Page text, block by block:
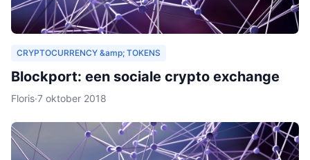
CRYPTOCURRENCY &amp; TOKENS
Blockport: een sociale crypto exchange
Floris·7 oktober 2018